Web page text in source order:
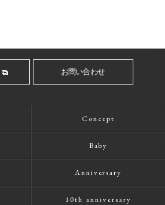
お問い合わせ
Concept
Baby
Anniversary
10th anniversary